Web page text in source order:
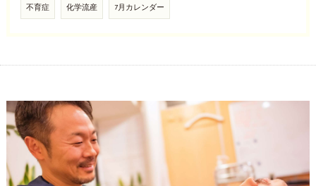
不育症 化学流産 7月カレンダー